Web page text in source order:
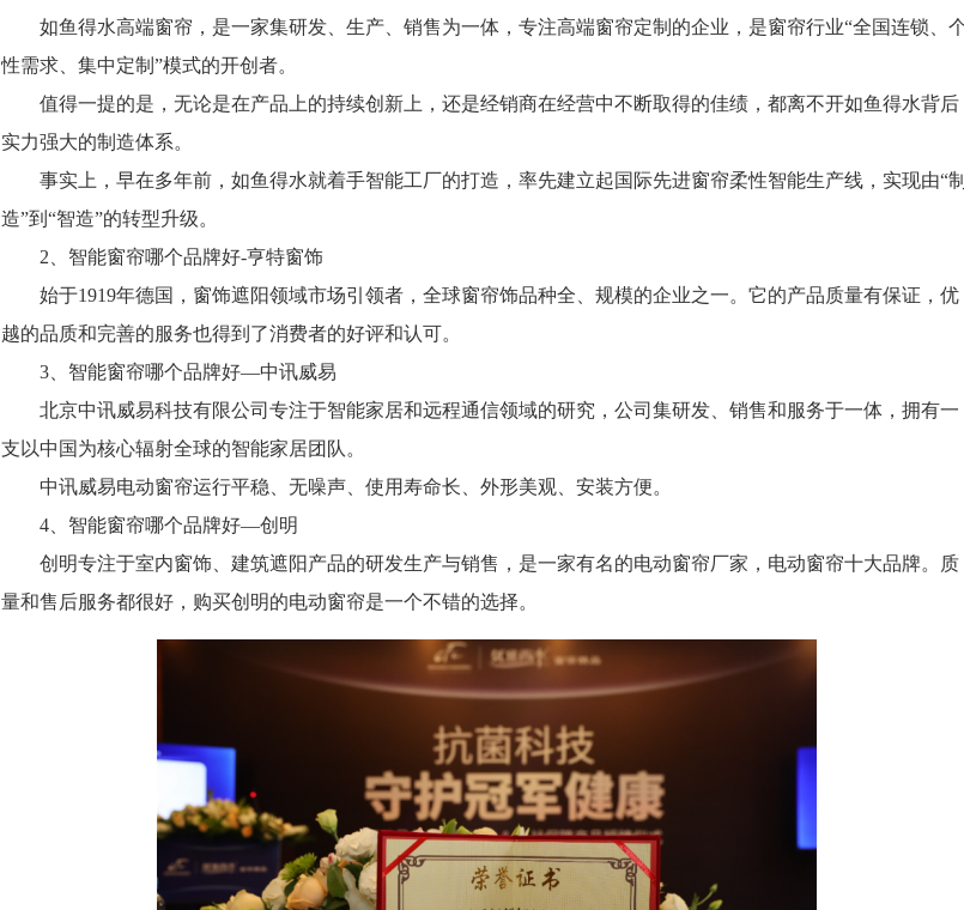
如鱼得水高端窗帘，是一家集研发、生产、销售为一体，专注高端窗帘定制的企业，是窗帘行业“全国连锁、
性需求、集中定制”模式的开创者。
值得一提的是，无论是在产品上的持续创新上，还是经销商在经营中不断取得的佳绩，都离不开如鱼得水背后
实力强大的制造体系。
事实上，早在多年前，如鱼得水就着手智能工厂的打造，率先建立起国际先进窗帘柔性智能生产线，实现由“
造”到“智造”的转型升级。
2、智能窗帘哪个品牌好-亨特窗饰
始于1919年德国，窗饰遮阳领域市场引领者，全球窗帘饰品种全、规模的企业之一。它的产品质量有保证，优
越的品质和完善的服务也得到了消费者的好评和认可。
3、智能窗帘哪个品牌好—中讯威易
北京中讯威易科技有限公司专注于智能家居和远程通信领域的研究，公司集研发、销售和服务于一体，拥有一
支以中国为核心辐射全球的智能家居团队。
中讯威易电动窗帘运行平稳、无噪声、使用寿命长、外形美观、安装方便。
4、智能窗帘哪个品牌好—创明
创明专注于室内窗饰、建筑遮阳产品的研发生产与销售，是一家有名的电动窗帘厂家，电动窗帘十大品牌。质
量和售后服务都很好，购买创明的电动窗帘是一个不错的选择。